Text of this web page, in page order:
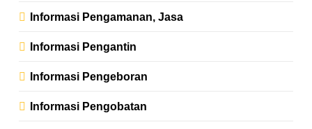
Informasi Pengamanan, Jasa
Informasi Pengantin
Informasi Pengeboran
Informasi Pengobatan